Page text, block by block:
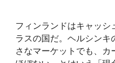
フィンランドはキャッシ
ラスの国だ。ヘルシン
さなマーケットでも、